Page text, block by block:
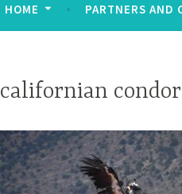
HOME PARTNERS AND
californian condor